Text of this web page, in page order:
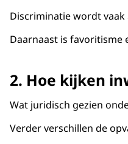
Discriminatie wordt
Daarnaast is favoritisme
2. Hoe kijken
Wat juridisch gezien
Verder verschillen de